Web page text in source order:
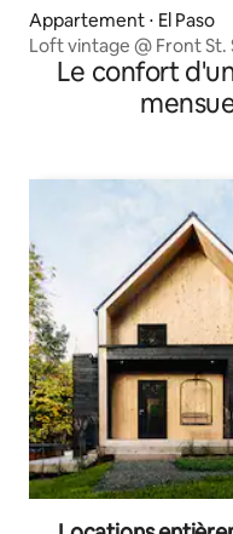
Appartement ⋅ El Paso
Loft vintage @ Front St.
Le confort